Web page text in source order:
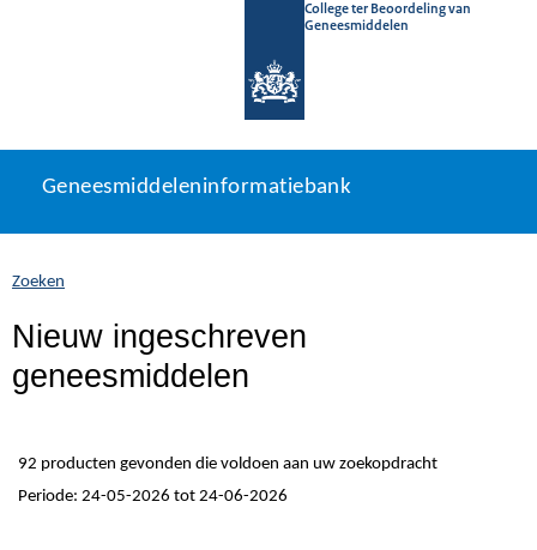
College ter Beoordeling van
Geneesmiddelen
naar
Geneesmiddeleninformatiebank
U
zich
hier:
Geneesmiddeleninformatiebank
Zoeken
Nieuw ingeschreven
geneesmiddelen
92 producten gevonden die voldoen aan uw zoekopdracht
Periode: 24-05-2026 tot 24-06-2026